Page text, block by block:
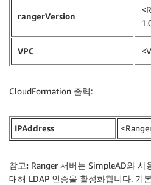
rangerVersion
VPC
CloudFormation 출력:
IPAddress
참고: Ranger 서버는 SimpleAD와 사
대해 LDAP 인증을 활성화합니다. 기